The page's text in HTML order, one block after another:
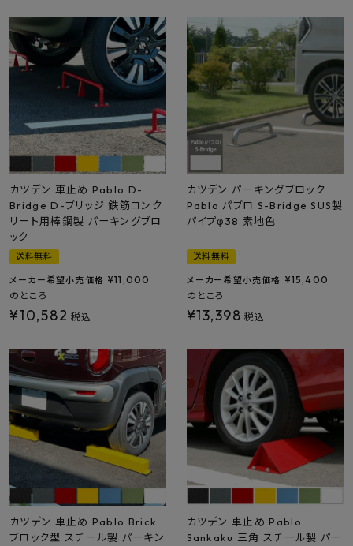
カツデン 車止め Pablo D-
Bridge D-ブリッジ 鉄筋コンク
リート用棒鋼製 パーキングブロ
ック
送料無料
メーカー希望小売価格 ¥11,000
のところ
¥10,582 税込
カツデン パーキングブロック
Pablo パブロ S-Bridge SUS製
パイプφ38 素地色
送料無料
メーカー希望小売価格 ¥15,400
のところ
¥13,398 税込
カツデン 車止め Pablo Brick
ブロック型 スチール製 パーキン
カツデン 車止め Pablo
Sankaku 三角 スチール製 パー